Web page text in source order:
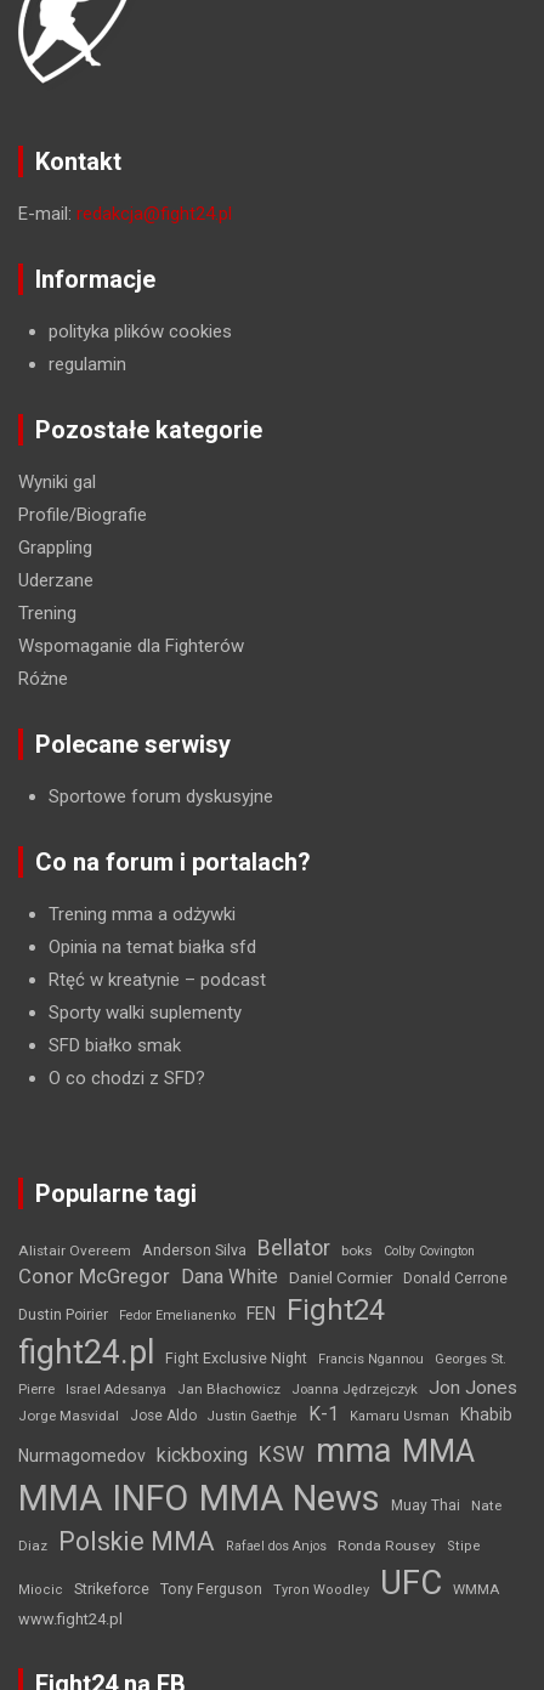
Kontakt
E-mail: redakcja@fight24.pl
Informacje
polityka plików cookies
regulamin
Pozostałe kategorie
Wyniki gal
Profile/Biografie
Grappling
Uderzane
Trening
Wspomaganie dla Fighterów
Różne
Polecane serwisy
Sportowe forum dyskusyjne
Co na forum i portalach?
Trening mma a odżywki
Opinia na temat białka sfd
Rtęć w kreatynie – podcast
Sporty walki suplementy
SFD białko smak
O co chodzi z SFD?
Popularne tagi
Alistair Overeem Anderson Silva Bellator boks Colby Covington
Conor McGregor Dana White Daniel Cormier Donald Cerrone
Dustin Poirier Fedor Emelianenko FEN Fight24
fight24.pl Fight Exclusive Night Francis Ngannou
Georges St.
Pierre
Israel Adesanya Jan Błachowicz Joanna Jędrzejczyk Jon Jones
Jorge Masvidal Jose Aldo Justin Gaethje K-1 Kamaru Usman Khabib
Nurmagomedov kickboxing KSW mma MMA
MMA INFO MMA News Muay Thai Nate
Diaz Polskie MMA Rafael dos Anjos Ronda Rousey Stipe
Miocic Strikeforce Tony Ferguson Tyron Woodley UFC WMMA
www.fight24.pl
Fight24 na FB